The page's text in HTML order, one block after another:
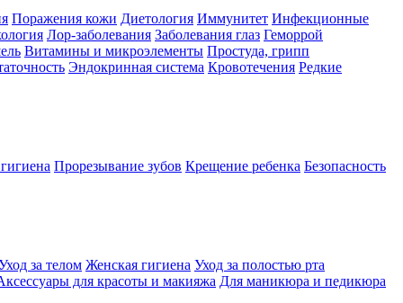
Поражения кожи Диетология Иммунитет Инфекционные
Лор-заболевания Заболевания глаз Геморрой
Витамины и микроэлементы Простуда, грипп
Эндокринная система Кровотечения Редкие
Прорезывание зубов Крещение ребенка Безопасность
за телом Женская гигиена Уход за полостью рта
для красоты и макияжа Для маникюра и педикюра